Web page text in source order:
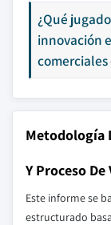
¿Qué
innovación
Metodología
Y Proceso
Este informe se
estructurado